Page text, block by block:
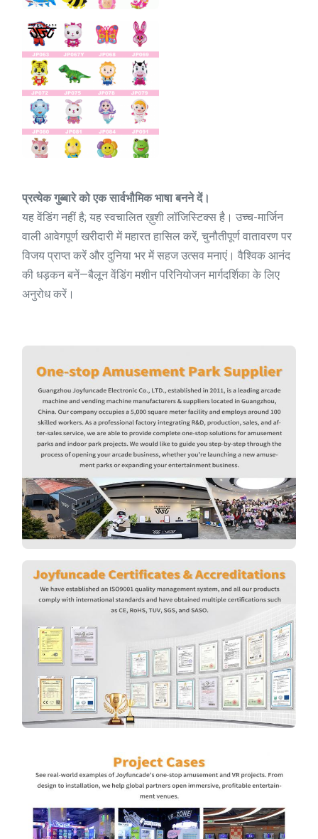
प्रत्येक गुब्बारे को एक सार्वभौमिक भाषा बनने दें।
यह वेंडिंग नहीं है; यह स्वचालित ख़ुशी लॉजिस्टिक्स है। उच्च-मार्जिन
वाली आवेगपूर्ण खरीदारी में महारत हासिल करें, चुनौतीपूर्ण वातावरण पर
विजय प्राप्त करें और दुनिया भर में सहज उत्सव मनाएं। वैश्विक आनंद
की धड़कन बनें—बैलून वेंडिंग मशीन परिनियोजन मार्गदर्शिका के लिए
अनुरोध करें।